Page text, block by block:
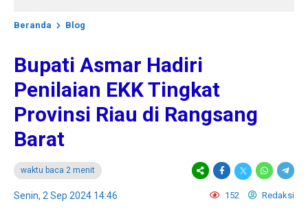
Beranda Blog
Bupati Asmar Hadiri
Penilaian EKK Tingkat
Provinsi Riau di Rangsang
Barat
waktu baca 2 menit
Senin, 2 Sep 2024 14:46 152 Redaksi